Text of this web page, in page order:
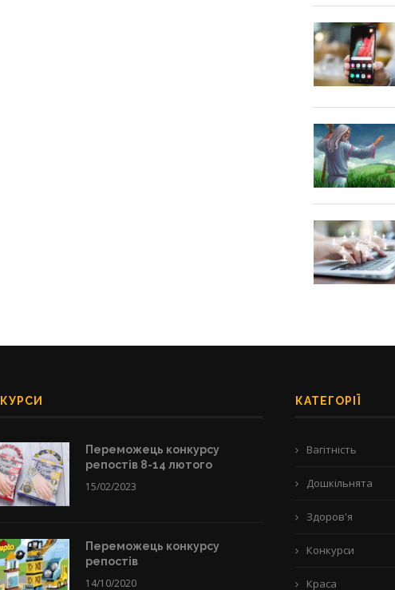
Переможець конкурсу
репостів 8-14 лютого
15/02/2023
Переможець конкурсу
репостів
14/10/2020
КАТЕГОРІЇ
Вагітність
Дошкільнята
Здоров'я
Конкурси
Краса